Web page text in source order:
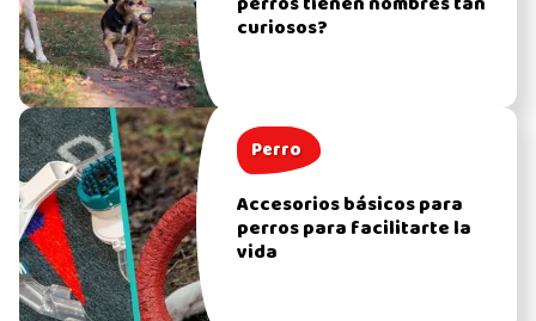
curiosos?
Perro
Accesorios básicos para
perros para facilitarte la
vida